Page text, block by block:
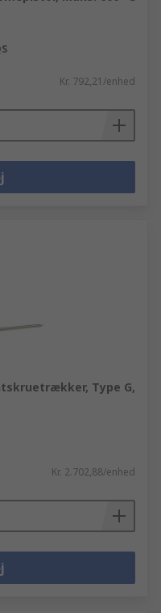
Kr. 792,21/enhed
Type G,
Kr. 2.702,88/enhed